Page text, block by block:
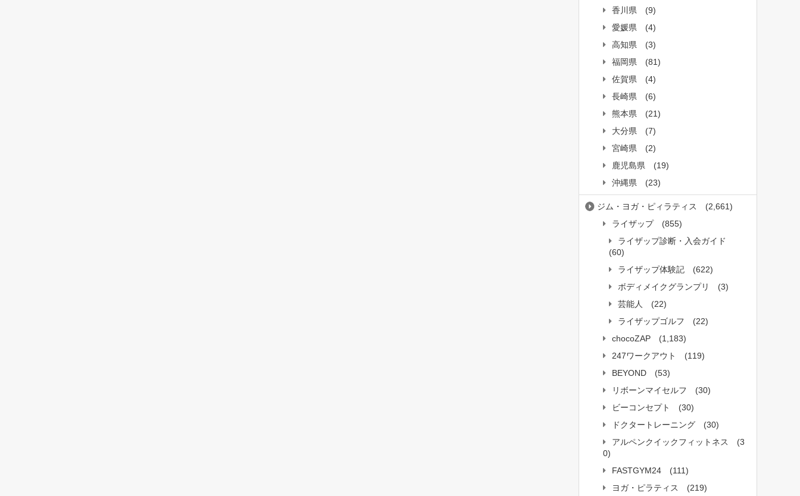
香川県
(9)
愛媛県
(4)
高知県
(3)
福岡県
(81)
佐賀県
(4)
長崎県
(6)
熊本県
(21)
大分県
(7)
宮崎県
(2)
鹿児島県
(19)
沖縄県
(23)
ジム・ヨガ・ピィラティス
(2,661)
ライザップ
(855)
ライザップ診断・入会ガイド
(60)
ライザップ体験記
(622)
ボディメイクグランプリ
(3)
芸能人
(22)
ライザップゴルフ
(22)
chocoZAP
(1,183)
247ワークアウト
(119)
BEYOND
(53)
リボーンマイセルフ
(30)
ビーコンセプト
(30)
ドクタートレーニング
(30)
アルペンクイックフィットネス
(3
0)
FASTGYM24
(111)
ヨガ・ピラティス
(219)